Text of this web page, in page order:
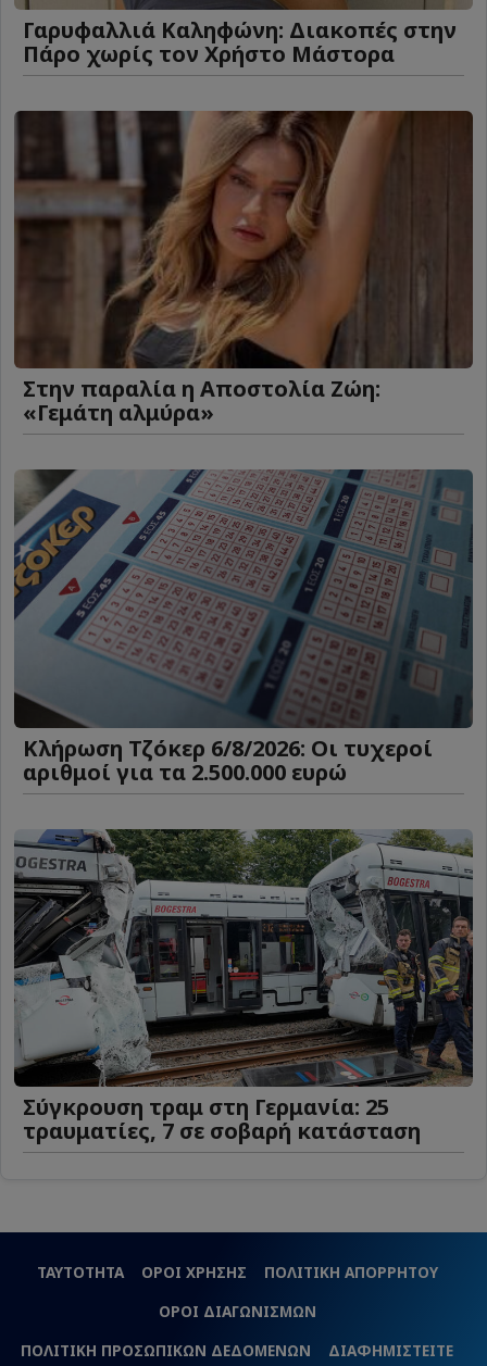
Γαρυφαλλιά Καληφώνη: Διακοπές στην
Πάρο χωρίς τον Χρήστο Μάστορα
Στην παραλία η Αποστολία Ζώη:
«Γεμάτη αλμύρα»
Κλήρωση Τζόκερ 6/8/2026: Οι τυχεροί
αριθμοί για τα 2.500.000 ευρώ
Σύγκρουση τραμ στη Γερμανία: 25
τραυματίες, 7 σε σοβαρή κατάσταση
ΤΑΥΤΟΤΗΤΑ ΟΡΟΙ ΧΡΗΣΗΣ
ΠΟΛΙΤΙΚΗ ΑΠΟΡΡΗΤΟΥ
ΟΡΟΙ ΔΙΑΓΩΝΙΣΜΩΝ
ΠΟΛΙΤΙΚΗ ΠΡΟΣΩΠΙΚΩΝ ΔΕΔΟΜΕΝΩΝ
ΔΙΑΦΗΜΙΣΤΕΙΤΕ